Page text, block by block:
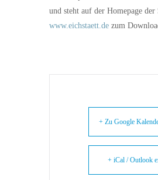
und steht auf der Homepage
www.eichstaett.de zum
+ Zu Google
+ iCal / Outlook